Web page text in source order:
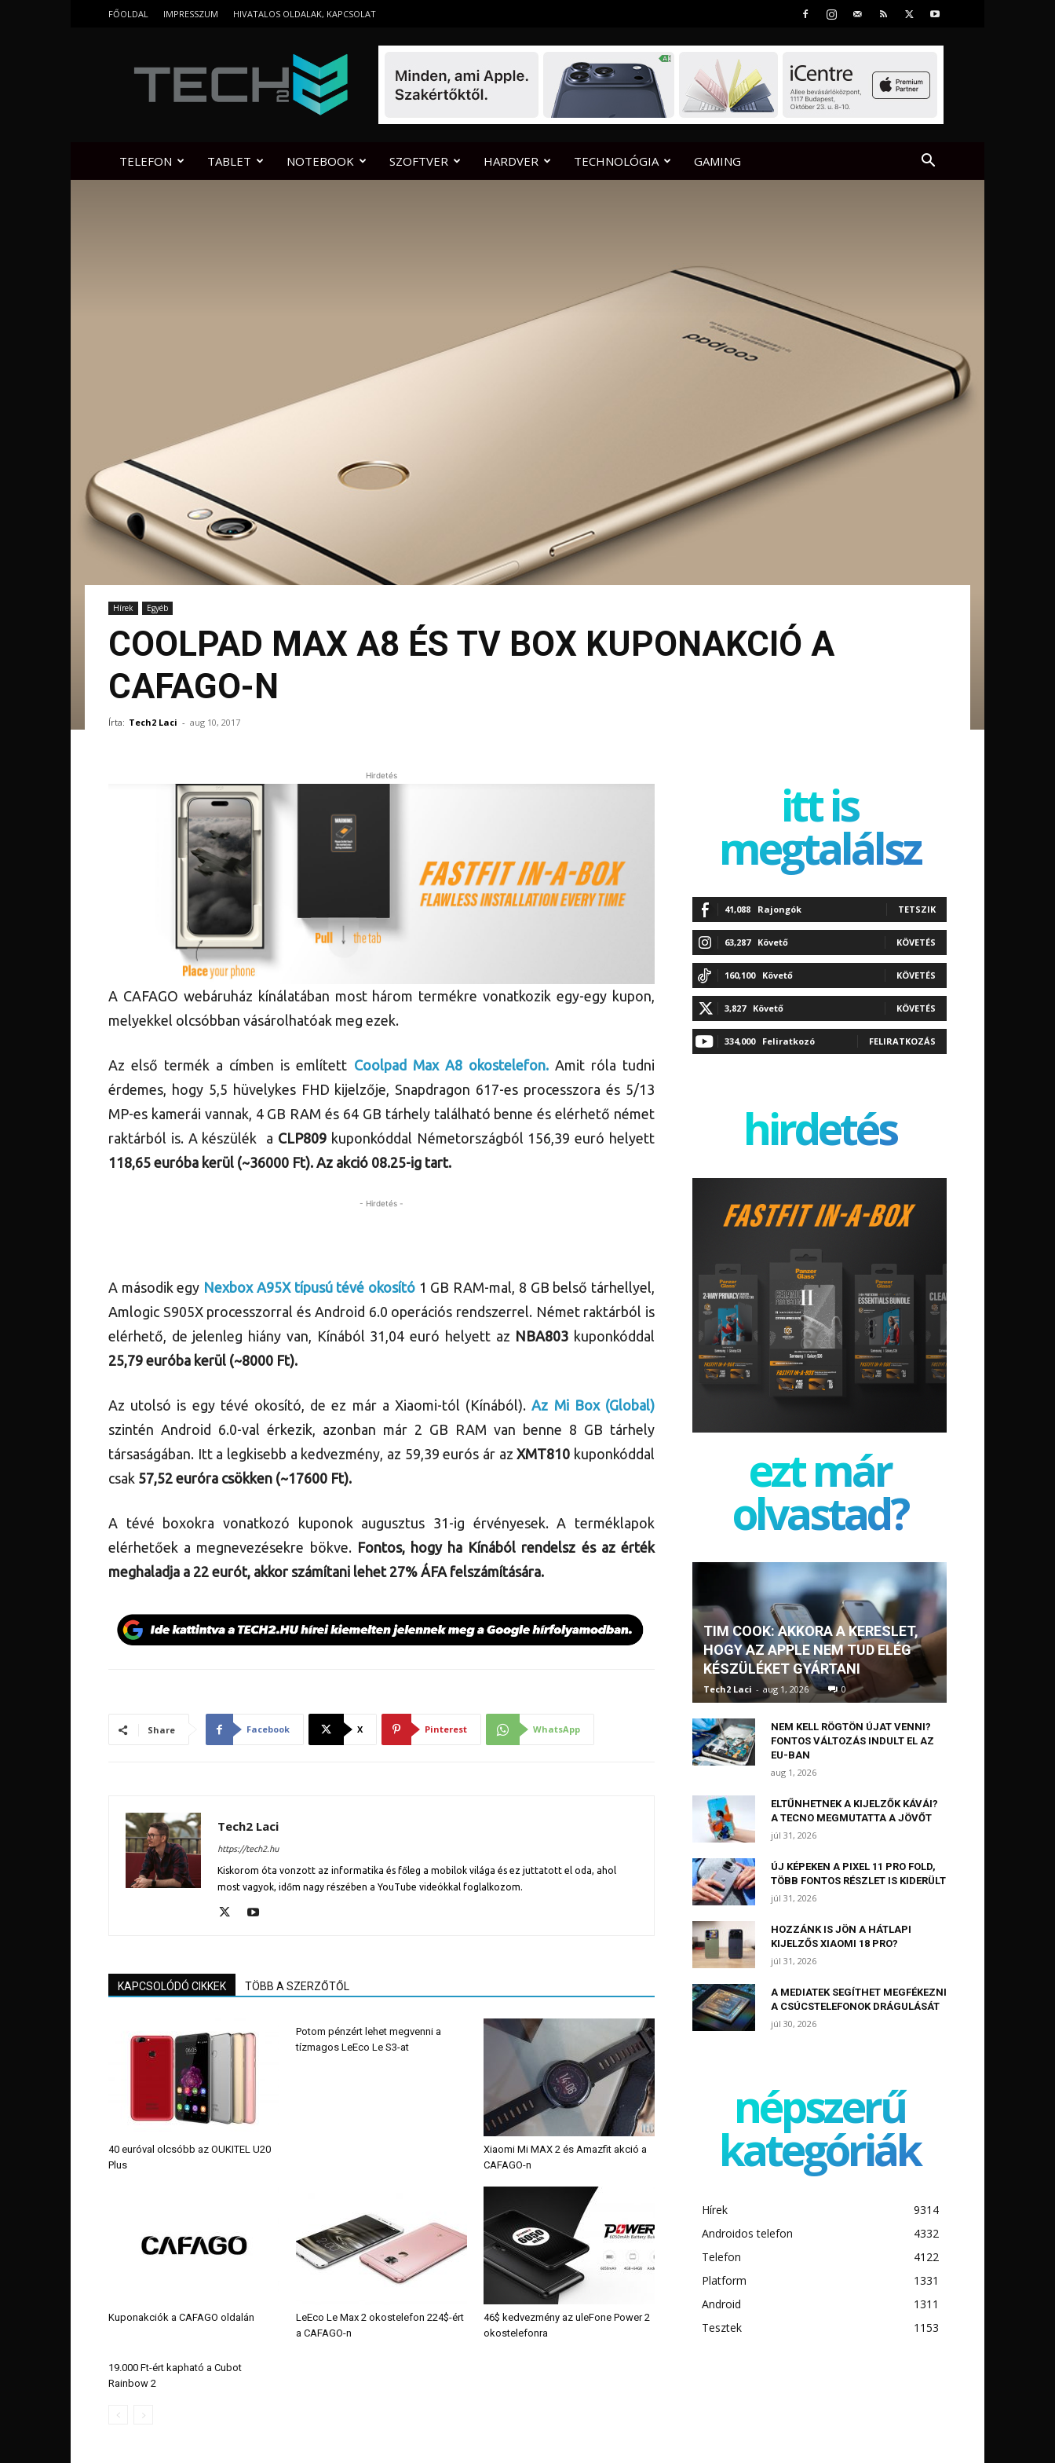
FŐOLDAL IMPRESSZUM HIVATALOS OLDALAK, KAPCSOLAT
TELEFON TABLET NOTEBOOK SZOFTVER HARDVER TECHNOLÓGIA GAMING
Hírek Egyéb
COOLPAD MAX A8 ÉS TV BOX KUPONAKCIÓ A
CAFAGO-N
Írta: Tech2 Laci - aug 10, 2017
Hirdetés
A CAFAGO webáruház kínálatában most három termékre vonatkozik egy-egy kupon,
melyekkel olcsóbban vásárolhatóak meg ezek.
Az első termék a címben is említett Coolpad Max A8 okostelefon.Amit róla tudni
érdemes, hogy 5,5 hüvelykes FHD kijelzője, Snapdragon 617-es processzora és 5/13
MP-es kamerái vannak, 4 GB RAM és 64 GB tárhely található benne és elérhető német
raktárból is. A készülék a CLP809kuponkóddal Németországból 156,39 euró helyett
118,65 euróba kerül (~36000 Ft). Az akció 08.25-ig tart.
- Hirdetés -
A második egy Nexbox A95X típusú tévé okosító 1 GB RAM-mal, 8 GB belső tárhellyel,
Amlogic S905X processzorral és Android 6.0 operációs rendszerrel. Német raktárból is
elérhető, de jelenleg hiány van, Kínából 31,04 euró helyett az NBA803 kuponkóddal
25,79 euróba kerül (~8000 Ft).
Az utolsó is egy tévé okosító, de ez már a Xiaomi-tól (Kínából).Az Mi Box (Global)
szintén Android 6.0-val érkezik, azonban már 2 GB RAM van benne 8 GB tárhely
társaságában. Itt a legkisebb a kedvezmény, az 59,39 eurós ár azXMT810 kuponkóddal
csak 57,52 euróra csökken (~17600 Ft).
A tévé boxokra vonatkozó kuponok augusztus 31-ig érvényesek. A terméklapok
elérhetőek a megnevezésekre bökve. Fontos, hogy ha Kínából rendelsz és az érték
meghaladja a 22 eurót, akkor számítani lehet 27% ÁFA felszámítására.
Share Facebook X Pinterest WhatsApp
Tech2 Laci
https://tech2.hu
Kiskorom óta vonzott az informatika és főleg a mobilok világa és ez juttatott el oda, ahol
most vagyok, időm nagy részében a YouTube videókkal foglalkozom.
KAPCSOLÓDÓ CIKKEK TÖBB A SZERZŐTŐL
40 euróval olcsóbb az OUKITEL U20
Plus
Potom pénzért lehet megvenni a
tízmagos LeEco Le S3-at
Xiaomi Mi MAX 2 és Amazfit akció a
CAFAGO-n
Kuponakciók a CAFAGO oldalán
LeEco Le Max 2 okostelefon 224$-ért
a CAFAGO-n
46$ kedvezmény az uleFone Power 2
okostelefonra
19.000 Ft-ért kapható a Cubot
Rainbow 2
itt is
megtalálsz
41,088 Rajongók TETSZIK
63,287 Követő KÖVETÉS
160,100 Követő KÖVETÉS
3,827 Követő KÖVETÉS
334,000 Feliratkozó FELIRATKOZÁS
hirdetés
ezt már
olvastad?
TIM COOK: AKKORA A KERESLET,
HOGY AZ APPLE NEM TUD ELÉG
KÉSZÜLÉKET GYÁRTANI
Tech2 Laci - aug 1, 2026 0
NEM KELL RÖGTÖN ÚJAT VENNI?
FONTOS VÁLTOZÁS INDULT EL AZ
EU-BAN
aug 1, 2026
ELTŰNHETNEK A KIJELZŐK KÁVÁI?
A TECNO MEGMUTATTA A JÖVŐT
júl 31, 2026
ÚJ KÉPEKEN A PIXEL 11 PRO FOLD,
TÖBB FONTOS RÉSZLET IS KIDERÜLT
júl 31, 2026
HOZZÁNK IS JÖN A HÁTLAPI
KIJELZŐS XIAOMI 18 PRO?
júl 31, 2026
A MEDIATEK SEGÍTHET MEGFÉKEZNI
A CSÚCSTELEFONOK DRÁGULÁSÁT
júl 30, 2026
népszerű
kategóriák
Hírek
9314
Androidos telefon
4332
Telefon
4122
Platform
1331
Android
1311
Tesztek
1153